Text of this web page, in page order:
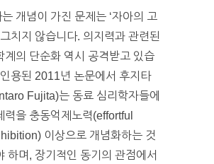
개념이 가진 문제는 ‘자아의 고
치지 않습니다. 의지력과 관련된
계의 단순화 역시 공격받고 있습
용된 2011년 논문에서 후지타
Fujita)는 동료 심리학자들에
력을 충동억제노력(effortful
이상으로 개념화하는 것
하며, 장기적인 동기의 관점에서